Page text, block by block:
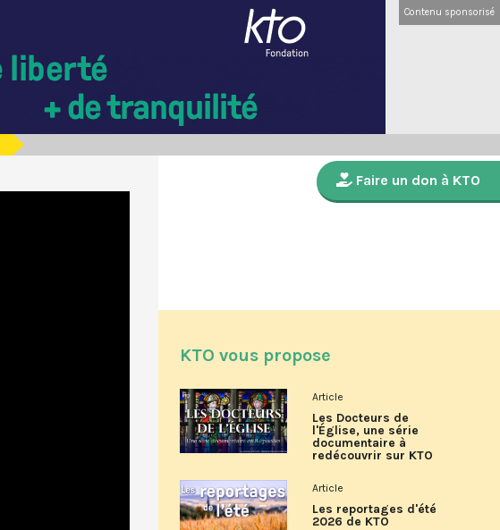
Contenu sponsorisé
Faire un don à KTO
KTO vous propose
Article
Les Docteurs de
l'Église, une série
documentaire à
redécouvrir sur KTO
Article
Les reportages d'été
2026 de KTO